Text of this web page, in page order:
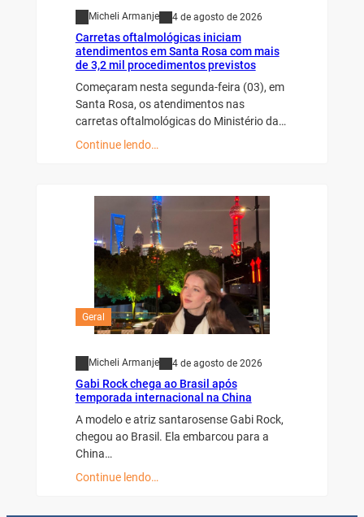
Micheli Armanje 4 de agosto de 2026
Carretas oftalmológicas iniciam
atendimentos em Santa Rosa com mais
de 3,2 mil procedimentos previstos
Começaram nesta segunda-feira (03), em
Santa Rosa, os atendimentos nas
carretas oftalmológicas do Ministério da…
Continue lendo…
Geral
Micheli Armanje 4 de agosto de 2026
Gabi Rock chega ao Brasil após
temporada internacional na China
A modelo e atriz santarosense Gabi Rock,
chegou ao Brasil. Ela embarcou para a
China…
Continue lendo…